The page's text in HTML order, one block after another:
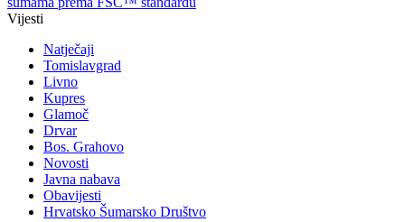
Vijesti
Natječaji
Tomislavgrad
Livno
Kupres
Glamoč
Drvar
Bos. Grahovo
Novosti
Javna nabava
Obavijesti
Hrvatsko Šumarsko Društvo